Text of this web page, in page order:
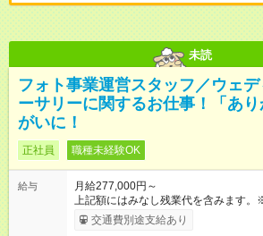
未読
フォト事業運営スタッフ／ウェ
ーサリーに関するお仕事！「あ
がいに！
正社員 職種未経験OK
給与
月給277,000円～
上記額にはみなし残業代を含みます。
ます。 みなし残業代 68,990円／月 み
【試用期間】試用期間あり 試用期間の
交通費別途支給あり